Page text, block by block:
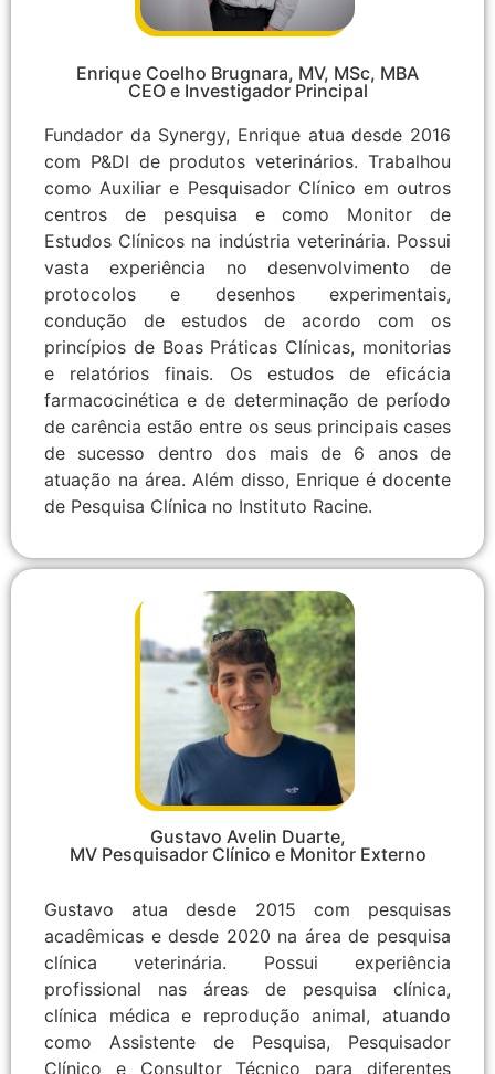
Enrique Coelho Brugnara, MV, MSc, MBA
CEO e Investigador Principal
Fundador da Synergy, Enrique atua desde 2016
com P&DI de produtos veterinários. Trabalhou
como Auxiliar e Pesquisador Clínico em outros
centros de pesquisa e como Monitor de
Estudos Clínicos na indústria veterinária. Possui
vasta experiência no desenvolvimento de
protocolos e desenhos experimentais,
condução de estudos de acordo com os
princípios de Boas Práticas Clínicas, monitorias
e relatórios finais. Os estudos de eficácia
farmacocinética e de determinação de período
de carência estão entre os seus principais cases
de sucesso dentro dos mais de 6 anos de
atuação na área. Além disso, Enrique é docente
de Pesquisa Clínica no Instituto Racine.
Gustavo Avelin Duarte,
MV Pesquisador Clínico e Monitor Externo
Gustavo atua desde 2015 com pesquisas
acadêmicas e desde 2020 na área de pesquisa
clínica veterinária. Possui experiência
profissional nas áreas de pesquisa clínica,
clínica médica e reprodução animal, atuando
como Assistente de Pesquisa, Pesquisador
Clínico e Consultor Técnico para diferentes